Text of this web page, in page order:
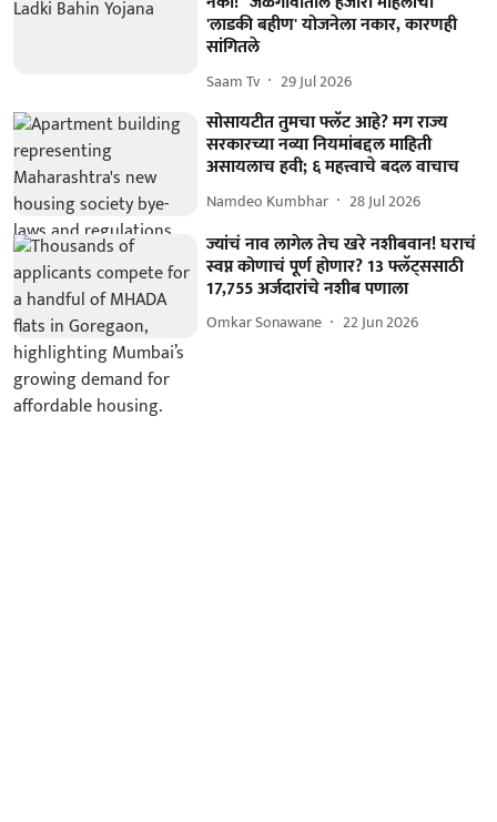
'लाडकी बहीण' योजनेला नकार, कारणही
सांगितले
Saam Tv 29 Jul 2026
सोसायटीत तुमचा फ्लॅट आहे? मग राज्य
सरकारच्या नव्या नियमांबद्दल माहिती
असायलाच हवी; ६ महत्त्वाचे बदल वाचाच
Namdeo Kumbhar 28 Jul 2026
ज्यांचं नाव लागेल तेच खरे नशीबवान! घराचं
स्वप्न कोणाचं पूर्ण होणार? 13 फ्लॅट्ससाठी
17,755 अर्जदारांचे नशीब पणाला
Omkar Sonawane 22 Jun 2026